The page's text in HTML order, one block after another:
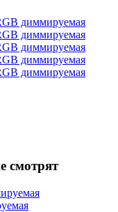
смотрят